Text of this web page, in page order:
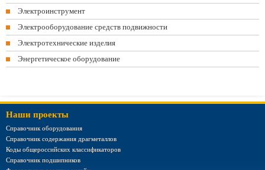
Электроинструмент
Электрооборудование средств подвижности
Электротехнические изделия
Энергетическое оборудование
Наши проекты
Справочник оборудования
Справочник содержания драгметаллов
Коды общероссийских классификаторов
Справочник подшипников